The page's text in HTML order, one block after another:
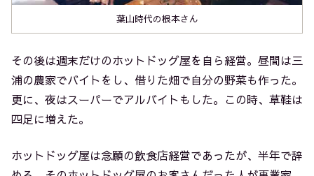
葉山時代の根本さん
その後は週末だけのホットドッグ屋を自ら経営。昼間は三
浦の農家でバイトをし、借りた畑で自分の野菜も作った。
更に、夜はスーパーでアルバイトもした。この時、草鞋は
四足に増えた。
ホットドッグ屋は念願の飲食店経営であったが、半年で辞